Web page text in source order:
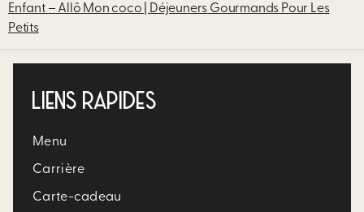
Enfant – Allô Mon coco | Déjeuners Gourmands Pour Les
Petits
LIENS RAPIDES
Menu
Carrière​
Carte-cadeau